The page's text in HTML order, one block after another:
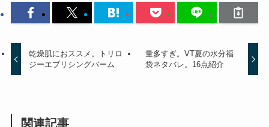
乾燥肌におススメ。トリロ
ジーエブリシングバーム
量多すぎ。VT夏の水分福
袋ネタバレ。16点紹介
関連記事